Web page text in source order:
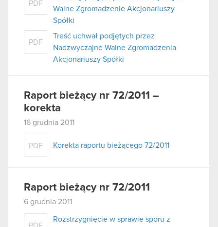
PDF
Walne Zgromadzenie Akcjonariuszy
Spółki
PDF
Treść uchwał podjętych przez
Nadzwyczajne Walne Zgromadzenia
Akcjonariuszy Spółki
Raport bieżący nr 72/2011 –
korekta
16 grudnia 2011
PDF Korekta raportu bieżącego 72/2011
Raport bieżący nr 72/2011
6 grudnia 2011
Rozstrzygnięcie w sprawie sporu z